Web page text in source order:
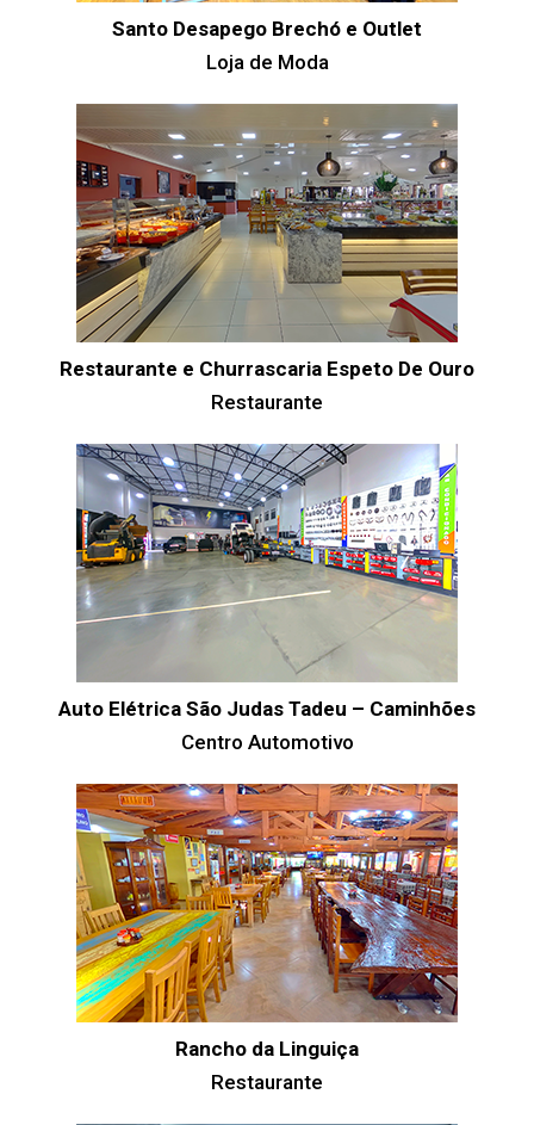
Santo Desapego Brechó e Outlet
Loja de Moda
Restaurante e Churrascaria Espeto De Ouro
Restaurante
Auto Elétrica São Judas Tadeu – Caminhões
Centro Automotivo
Rancho da Linguiça
Restaurante